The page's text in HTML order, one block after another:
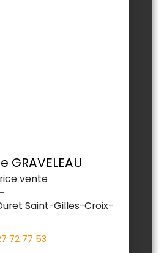
GRAVELEAU
vente
Saint-Gilles-Croix-
72 77 53